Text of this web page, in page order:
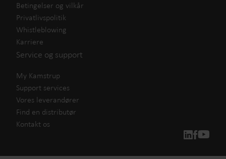
Betingelser og vilkår
Privatlivspolitik
Whistleblowing
Karriere
Service og support
My Kamstrup
Support services
Vores leverandører
Find en distributør
Kontakt os